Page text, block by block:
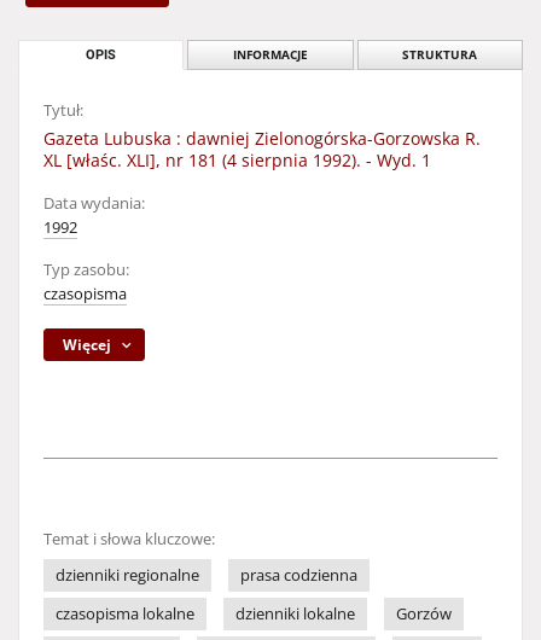
OPIS INFORMACJE STRUKTURA
Tytuł:
Gazeta Lubuska : dawniej Zielonogórska-Gorzowska R.
XL [właśc. XLI], nr 181 (4 sierpnia 1992). - Wyd. 1
Data wydania:
1992
Typ zasobu:
czasopisma
Więcej
Temat i słowa kluczowe:
dzienniki regionalne
prasa codzienna
czasopisma lokalne
dzienniki lokalne
Gorzów